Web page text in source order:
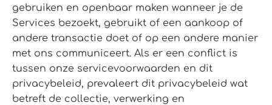
gebruiken en openbaar maken wanneer je de
Services bezoekt, gebruikt of een aankoop of
andere transactie doet of op een andere manier
met ons communiceert. Als er een conflict is
tussen onze servicevoorwaarden en dit
privacybeleid, prevaleert dit privacybeleid wat
betreft de collectie, verwerking en